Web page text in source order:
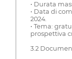
• Durata
• Data di
2024.
• Tema:
prospettiva
3.2